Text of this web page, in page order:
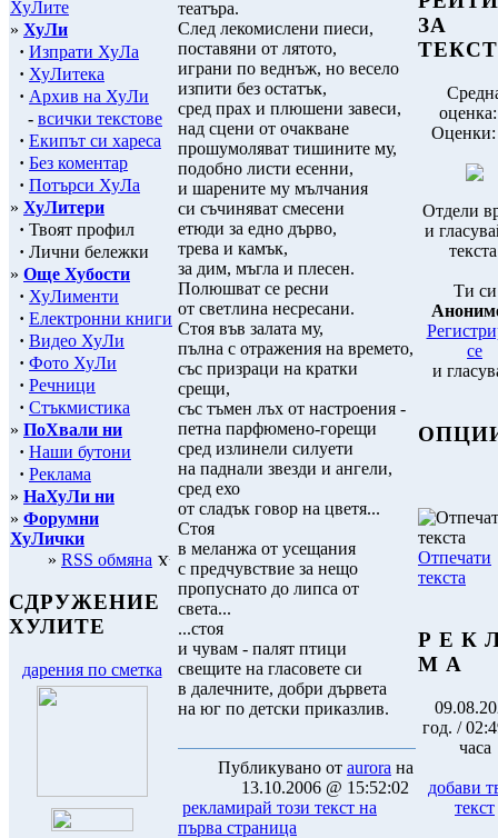
ХуЛите
» ХуЛи
· Изпрати ХуЛа
· ХуЛитека
· Архив на ХуЛи
- всички текстове
· Екипът си хареса
· Без коментар
· Потърси ХуЛа
» ХуЛитери
· Твоят профил
· Лични бележки
» Още Хубости
· ХуЛименти
· Електронни книги
· Видео ХуЛи
· Фото ХуЛи
· Речници
· Стъкмистика
» ПоХвали ни
· Наши бутони
· Реклама
» НаХуЛи ни
» Форумни
ХуЛички
» RSS обмяна
СДРУЖЕНИЕ
ХУЛИТЕ
дарения по сметка
театъра.
След лекомислени пиеси,
поставяни от лятото,
играни по веднъж, но весело
изпити без остатък,
сред прах и плюшени завеси,
над сцени от очакване
прошумоляват тишините му,
подобно листи есенни,
и шарените му мълчания
си съчиняват смесени
етюди за едно дърво,
трева и камък,
за дим, мъгла и плесен.
Полюшват се ресни
от светлина несресани.
Стоя във залата му,
пълна с отражения на времето,
със призраци на кратки
срещи,
със тъмен лъх от настроения -
петна парфюмено-горещи
сред излинели силуети
на паднали звезди и ангели,
сред ехо
от сладък говор на цветя...
Стоя
в меланжа от усещания
с предчувствие за нещо
пропуснато до липса от
света...
...стоя
и чувам - палят птици
свещите на гласовете си
в далечните, добри дървета
на юг по детски приказлив.
Публикувано от aurora на
13.10.2006 @ 15:52:02
рекламирай този текст на
първа страница
ЗА
ТЕКСТ
Отдели
и
Ти си
се
и
Отпечати
текста
Р Е К
М А
год. /
часа
добави
текст